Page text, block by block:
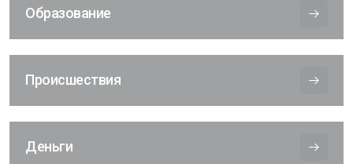
Образование
Происшествия
Деньги